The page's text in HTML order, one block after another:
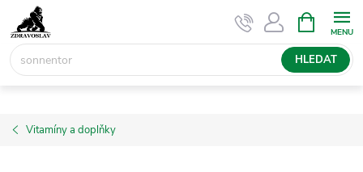
na
obsah
HLEDAT
NÁKUPNÍ
KOŠÍK
Vitamíny a doplňky